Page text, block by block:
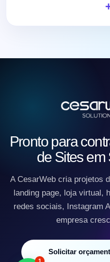
Pronto para
de Sites
A CesarWeb cria projetos
landing page, loja virtual,
redes sociais, Instagram
empresa
Solicitar